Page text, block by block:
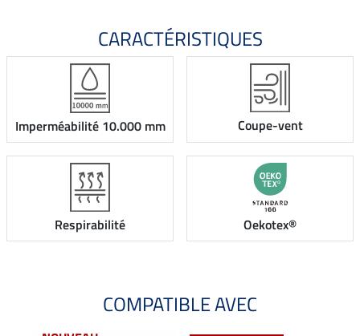
CARACTÉRISTIQUES
Imperméabilité 10.000 mm Coupe-vent
Respirabilité Oekotex®
COMPATIBLE AVEC